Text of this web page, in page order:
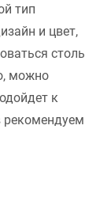
тип
и цвет,
столь
можно
к
рекомендуем